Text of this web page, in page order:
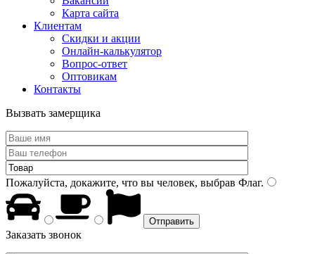
Карта сайта
Клиентам
Скидки и акции
Онлайн-калькулятор
Вопрос-ответ
Оптовикам
Контакты
Вызвать замерщика
Пожалуйста, докажите, что вы человек, выбрав Флаг.
Заказать звонок